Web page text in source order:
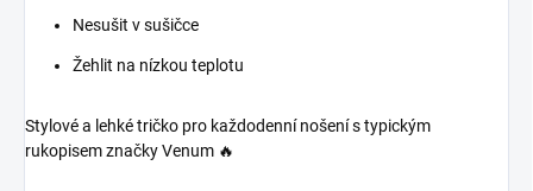
Nesušit v sušičce
Žehlit na nízkou teplotu
Stylové a lehké tričko pro každodenní nošení s typickým
rukopisem značky Venum 🔥